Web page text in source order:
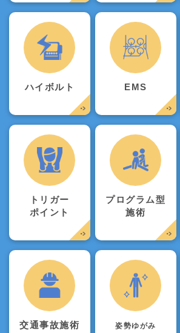
ハイボルト EMS
トリガー
ポイント
プログラム型
施術
交通事故施術
姿勢ゆがみ